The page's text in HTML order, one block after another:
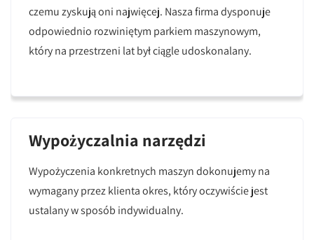
czemu zyskują oni najwięcej. Nasza firma dysponuje
odpowiednio rozwiniętym parkiem maszynowym,
który na przestrzeni lat był ciągle udoskonalany.
Wypożyczalnia narzędzi
Wypożyczenia konkretnych maszyn dokonujemy na
wymagany przez klienta okres, który oczywiście jest
ustalany w sposób indywidualny.